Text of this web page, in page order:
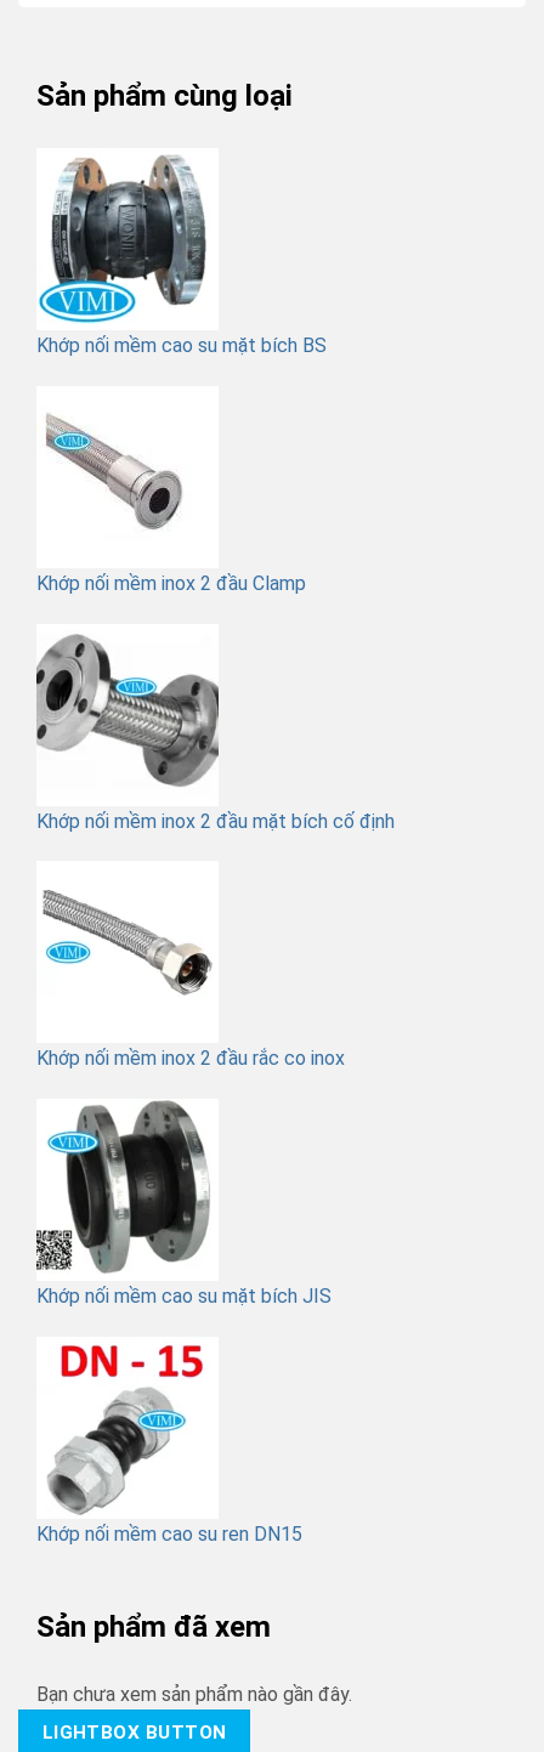
Sản phẩm cùng loại
Khớp nối mềm cao su mặt bích BS
Khớp nối mềm inox 2 đầu Clamp
Khớp nối mềm inox 2 đầu mặt bích cố định
Khớp nối mềm inox 2 đầu rắc co inox
Khớp nối mềm cao su mặt bích JIS
Khớp nối mềm cao su ren DN15
Sản phẩm đã xem
Bạn chưa xem sản phẩm nào gần đây.
LIGHTBOX BUTTON